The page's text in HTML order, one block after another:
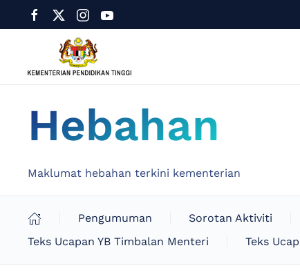
Hebahan
Maklumat hebahan terkini kementerian
Pengumuman Sorotan Aktiviti
Teks Ucapan YB Timbalan Menteri
Teks